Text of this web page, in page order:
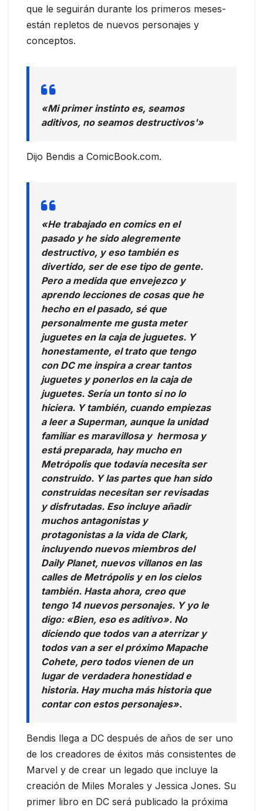
que le seguirán durante los primeros meses-
están repletos de nuevos personajes y
conceptos.
«Mi primer instinto es, seamos
aditivos, no seamos destructivos'»
Dijo Bendis a ComicBook.com.
«He trabajado en comics en el
pasado y he sido alegremente
destructivo, y eso también es
divertido, ser de ese tipo de gente.
Pero a medida que envejezco y
aprendo lecciones de cosas que he
hecho en el pasado, sé que
personalmente me gusta meter
juguetes en la caja de juguetes. Y
honestamente, el trato que tengo
con DC me inspira a crear tantos
juguetes y ponerlos en la caja de
juguetes. Sería un tonto si no lo
hiciera. Y también, cuando empiezas
a leer a Superman, aunque la unidad
familiar es maravillosa y hermosa y
está preparada, hay mucho en
Metrópolis que todavía necesita ser
construido. Y las partes que han sido
construidas necesitan ser revisadas
y disfrutadas. Eso incluye añadir
muchos antagonistas y
protagonistas a la vida de Clark,
incluyendo nuevos miembros del
Daily Planet, nuevos villanos en las
calles de Metrópolis y en los cielos
también. Hasta ahora, creo que
tengo 14 nuevos personajes. Y yo le
digo: «Bien, eso es aditivo». No
diciendo que todos van a aterrizar y
todos van a ser el próximo Mapache
Cohete, pero todos vienen de un
lugar de verdadera honestidad e
historia. Hay mucha más historia que
contar con estos personajes».
Bendis llega a DC después de años de ser uno
de los creadores de éxitos más consistentes de
Marvel y de crear un legado que incluye la
creación de Miles Morales y Jessica Jones. Su
primer libro en DC será publicado la próxima